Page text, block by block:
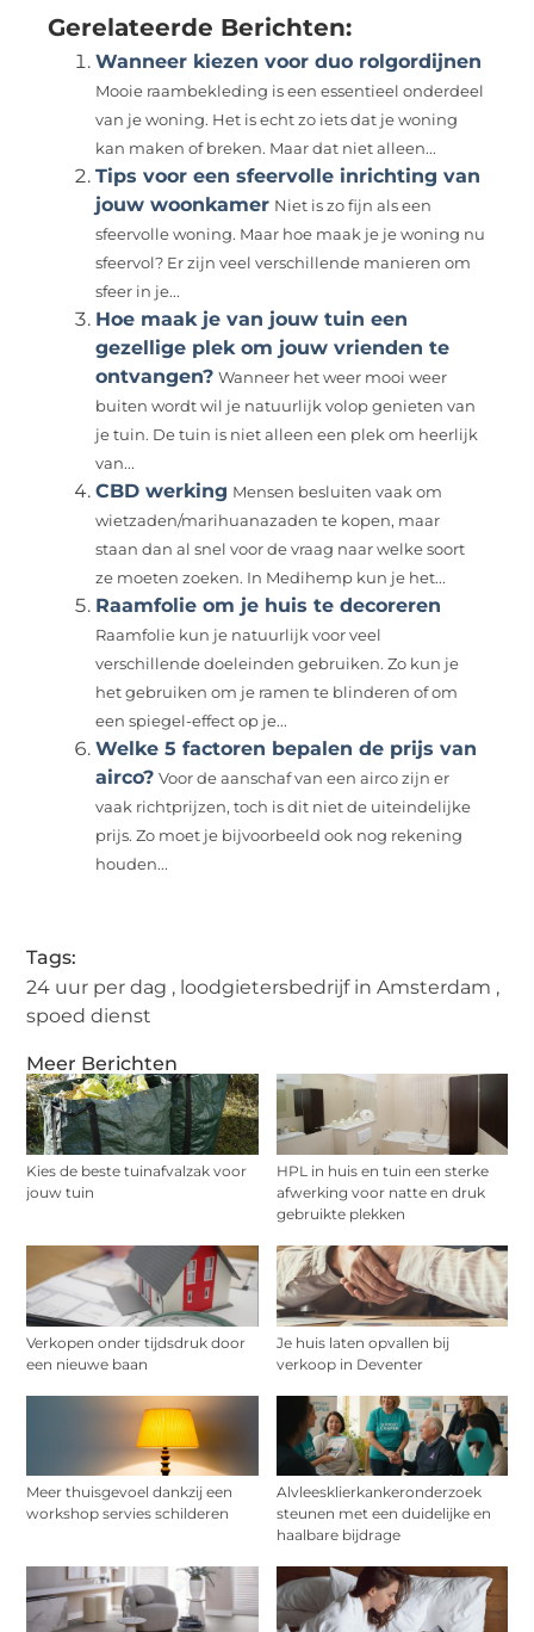
Meer Berichten
Kies de beste tuinafvalzak voor
jouw tuin
HPL in huis en tuin een sterke
afwerking voor natte en druk
gebruikte plekken
Verkopen onder tijdsdruk door
een nieuwe baan
Je huis laten opvallen bij
verkoop in Deventer
Meer thuisgevoel dankzij een
workshop servies schilderen
Alvleesklierkankeronderzoek
steunen met een duidelijke en
haalbare bijdrage
Gerelateerde Berichten:
Wanneer kiezen voor duo rolgordijnen
Mooie raambekleding is een essentieel onderdeel
van je woning. Het is echt zo iets dat je woning
kan maken of breken. Maar dat niet alleen...
Tips voor een sfeervolle inrichting van
jouw woonkamer Niet is zo fijn als een
sfeervolle woning. Maar hoe maak je je woning nu
sfeervol? Er zijn veel verschillende manieren om
sfeer in je...
Hoe maak je van jouw tuin een
gezellige plek om jouw vrienden te
ontvangen? Wanneer het weer mooi weer
buiten wordt wil je natuurlijk volop genieten van
je tuin. De tuin is niet alleen een plek om heerlijk
van...
CBD werking Mensen besluiten vaak om
wietzaden/marihuanazaden te kopen, maar
staan ​​dan al snel voor de vraag naar welke soort
ze moeten zoeken. In Medihemp kun je het...
Raamfolie om je huis te decoreren
Raamfolie kun je natuurlijk voor veel
verschillende doeleinden gebruiken. Zo kun je
het gebruiken om je ramen te blinderen of om
een spiegel-effect op je...
Welke 5 factoren bepalen de prijs van
airco? Voor de aanschaf van een airco zijn er
vaak richtprijzen, toch is dit niet de uiteindelijke
prijs. Zo moet je bijvoorbeeld ook nog rekening
houden...
Tags:
24 uur per dag , loodgietersbedrijf in Amsterdam ,
spoed dienst